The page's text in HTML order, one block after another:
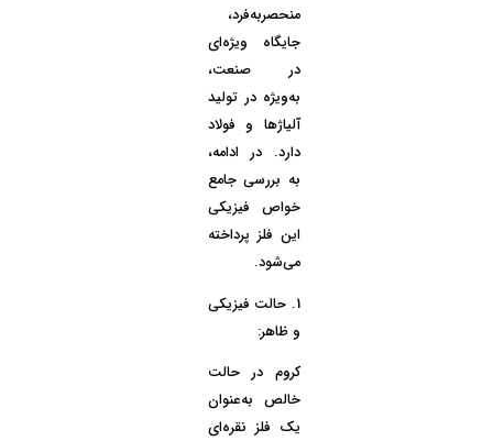
منحصربه‌فرد،
جایگاه ویژه‌ای
در صنعت،
به‌ویژه در تولید
آلیاژها و فولاد
دارد. در ادامه،
به بررسی جامع
خواص فیزیکی
این فلز پرداخته
می‌شود.
1. حالت فیزیکی
و ظاهر:
کروم در حالت
خالص به‌عنوان
یک فلز نقره‌ای